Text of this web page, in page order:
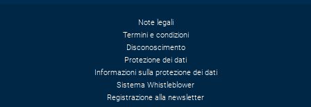
Note legali
Termini e condizioni
Disconoscimento
Protezione dei dati
Informazioni sulla protezione dei dati
Sistema Whistleblower
Registrazione alla newsletter